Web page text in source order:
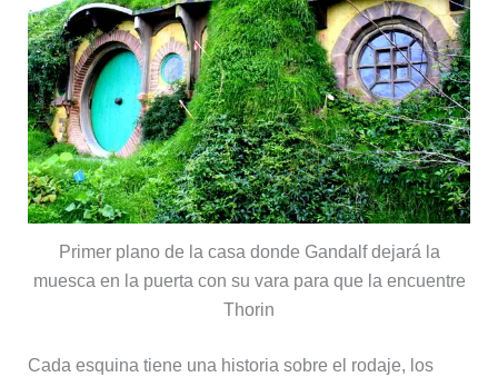
Primer plano de la casa donde Gandalf dejará la
muesca en la puerta con su vara para que la encuentre
Thorin
Cada esquina tiene una historia sobre el rodaje, los